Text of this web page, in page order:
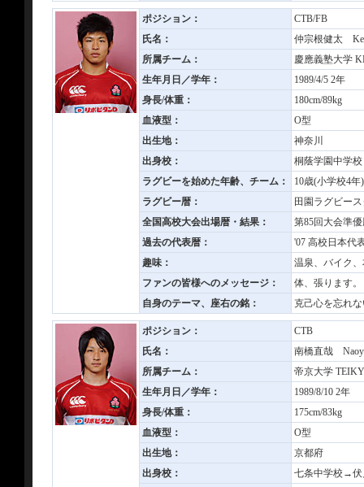
ポジション：
CTB/FB
氏名：
仲宗根健太
所属チーム：
慶應義塾大学
生年月日／学年：
1989/4/5 2年
身長/体重：
180cm/89kg
血液型：
O型
出生地：
神奈川
出身校：
桐蔭学園中学
ラグビーを始めた年齢、チーム：
10歳(小学校4
ラグビー暦：
田園ラグビー
全国高校大会出場暦・結果：
第85回大会準
過去の代表暦：
'07 高校日本代
趣味：
温泉、バイク
ファンの皆様へのメッセージ：
体、張ります。
自身のテーマ、座右の銘：
克己心を忘れ
ポジション：
CTB
氏名：
南橋直哉
所属チーム：
帝京大学
生年月日／学年：
1989/8/10 2年
身長/体重：
175cm/83kg
血液型：
O型
出生地：
京都府
出身校：
七条中学校→